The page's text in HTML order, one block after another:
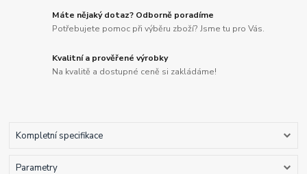
Máte nějaký dotaz? Odborně poradíme
Potřebujete pomoc při výběru zboží? Jsme tu pro Vás.
Kvalitní a prověřené výrobky
Na kvalitě a dostupné ceně si zakládáme!
Kompletní specifikace
Parametry